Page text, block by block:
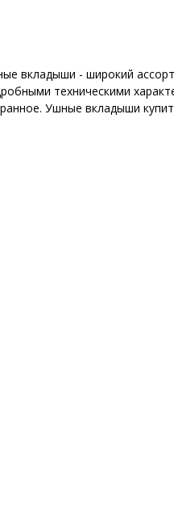
вкладыши - широкий
техническими
Ушные вкладыши